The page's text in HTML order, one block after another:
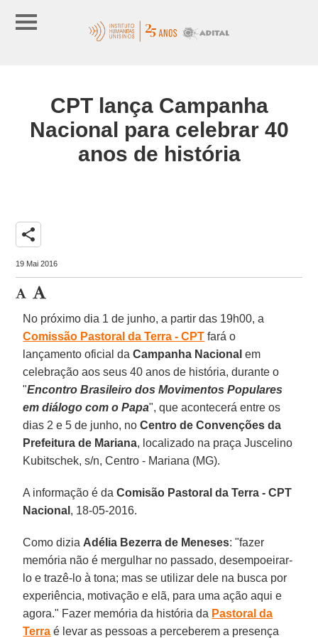
CPT lança Campanha
Nacional para celebrar 40
anos de história
share
19 Mai 2016
No próximo dia 1 de junho, a partir das 19h00, a
Comissão Pastoral da Terra - CPT fará o
lançamento oficial daCampanha Nacional em
celebração aos seus 40 anos de história, durante o
"Encontro Brasileiro dos Movimentos Populares
em diálogo com o Papa", que acontecerá entre os
dias 2 e 5 de junho, noCentro de Convenções da
Prefeitura de Mariana, localizado na praça Juscelino
Kubitschek, s/n, Centro - Mariana (MG).
A informação é daComisão Pastoral da Terra - CPT
Nacional , 18-05-2016.
Como dizia Adélia Bezerra de Meneses: "fazer
memória não é mergulhar no passado, desempoeirar-
lo e trazê-lo à tona; mas se utilizar dele na busca por
experiência, motivação e elã, para uma ação aqui e
agora." Fazer memória da história da Pastoral da
Terra é levar as pessoas a perceberem a presença